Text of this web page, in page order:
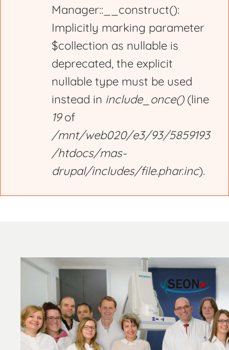
Manager::__construct():
Implicitly marking parameter
$collection as nullable is
deprecated, the explicit
nullable type must be used
instead in include_once()(line
19of
/mnt/web020/e3/93/5859193
/htdocs/mas-
drupal/includes/file.phar.inc).